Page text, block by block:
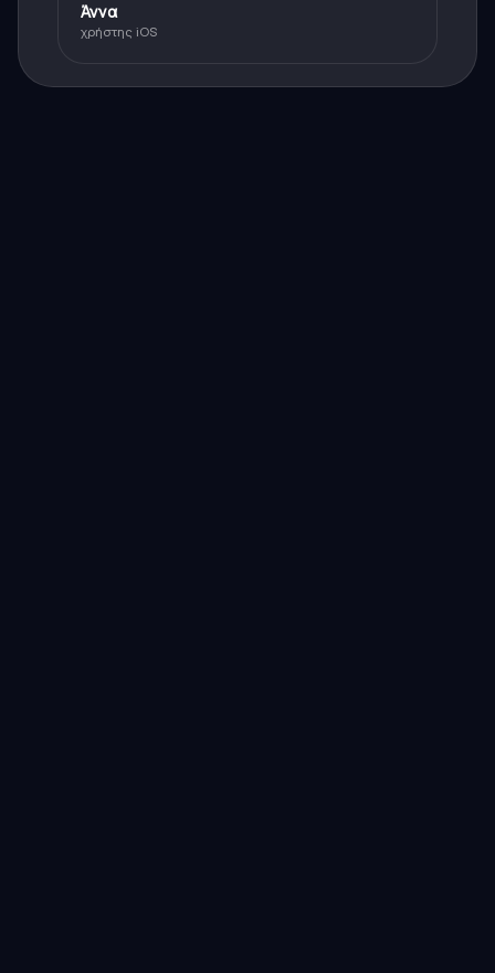
Άννα
χρήστης iOS